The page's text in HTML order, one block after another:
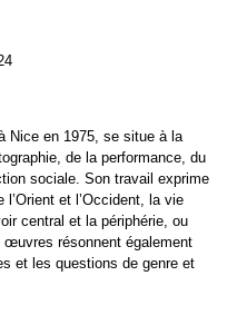
Nice en 1975, se situe à la
de la performance, du
sociale. Son travail exprime
et l’Occident, la vie
central et la périphérie, ou
œuvres résonnent également
et les questions de genre et